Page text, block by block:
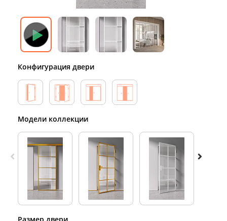
Конфигурация двери
Модели коллекции